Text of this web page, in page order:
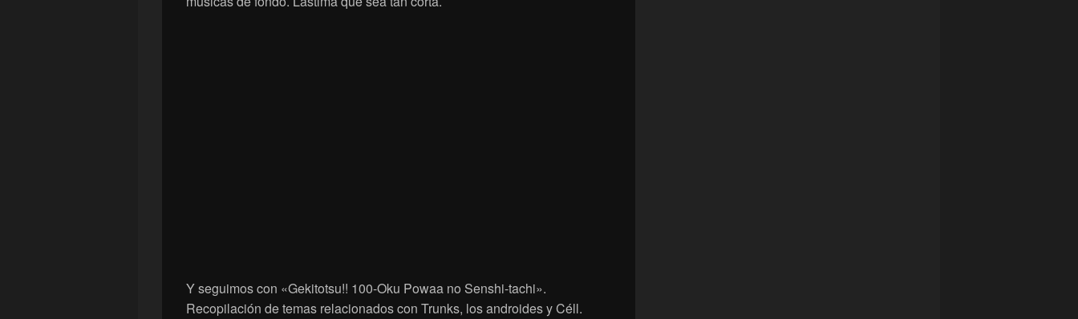
Y seguimos con «Gekitotsu!! 100-Oku Powaa no Senshi-tachi».
Recopilación de temas relacionados con Trunks, los androides y Céll.